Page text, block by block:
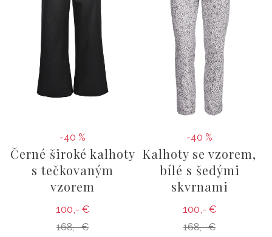
-40 %
Černé široké kalhoty
s tečkovaným
vzorem
100,- €
168,- €
-40 %
Kalhoty se vzorem,
bílé s šedými
skvrnami
100,- €
168,- €